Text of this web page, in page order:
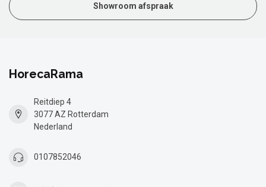
Showroom afspraak
HorecaRama
Reitdiep 4
3077 AZ Rotterdam
Nederland
0107852046